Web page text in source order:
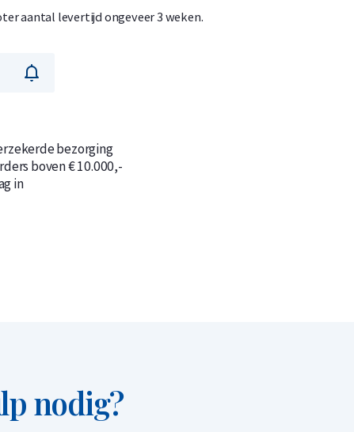
aantal levertijd ongeveer 3 weken.
bezorging
boven € 10.000,-
in
nodig?